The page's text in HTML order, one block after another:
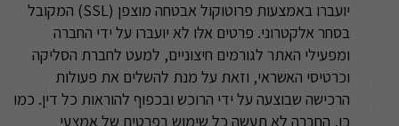
יועברו באמצעות פרוטוקול אבטחה מוצפן (SSL) המקובל
בסחר אלקטרוני. פרטים אלו לא יועברו על ידי החברה
ומפעילי האתר לגורמים חיצוניים, למעט לחברת הסליקה
וכרטיסי האשראי, וזאת על מנת להשלים את פעולות
הרכישה שבוצעה על ידי הרוכש ובכפוף להוראות כל דין. כמו
כן, החברה לא תעשה כל שימוש בפרטים של אמצעי